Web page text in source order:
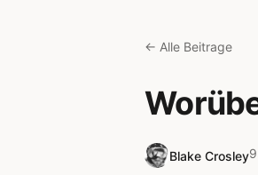
← Alle Beitrage
Blake Crosley